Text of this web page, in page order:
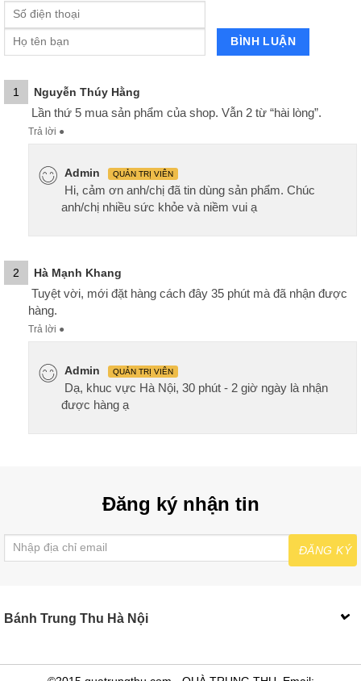
1 Nguyễn Thúy Hằng
Lần thứ 5 mua sản phẩm của shop. Vẫn 2 từ “hài lòng”.
Trả lời ●
Admin QUẢN TRỊ VIÊN
Hi, cảm ơn anh/chị đã tin dùng sản phẩm. Chúc
anh/chị nhiều sức khỏe và niềm vui ạ
2 Hà Mạnh Khang
Tuyệt vời, mới đặt hàng cách đây 35 phút mà đã nhận được
hàng.
Trả lời ●
Admin QUẢN TRỊ VIÊN
Dạ, khuc vực Hà Nội, 30 phút - 2 giờ ngày là nhận
được hàng ạ
Đăng ký nhận tin
ĐĂNG KÝ
Bánh Trung Thu Hà Nội